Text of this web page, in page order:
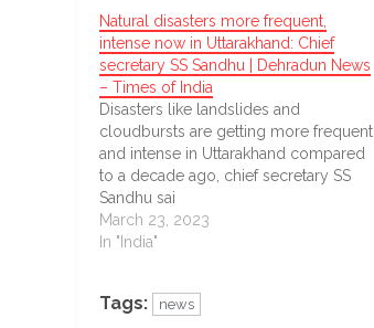
Natural disasters more frequent,
intense now in Uttarakhand: Chief
secretary SS Sandhu | Dehradun News
– Times of India
Disasters like landslides and
cloudbursts are getting more frequent
and intense in Uttarakhand compared
to a decade ago, chief secretary SS
Sandhu sai
March 23, 2023
In "India"
Tags: news